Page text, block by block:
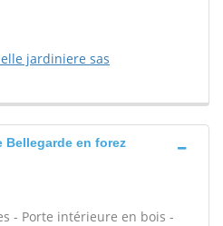
jardiniere sas
Bellegarde en forez
- Porte intérieure en bois -